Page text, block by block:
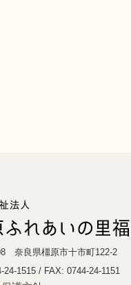
奈良県橿原市十市町122-2
24-1515 / FAX: 0744-24-1151